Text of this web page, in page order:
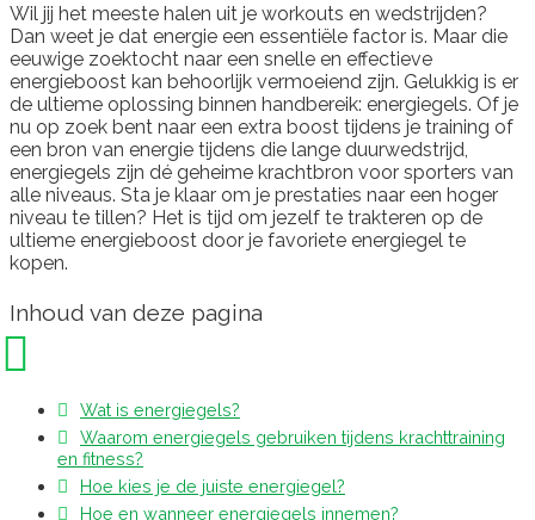
Wil jij het meeste halen uit je workouts en wedstrijden?
Dan weet je dat energie een essentiële factor is. Maar die
eeuwige zoektocht naar een snelle en effectieve
energieboost kan behoorlijk vermoeiend zijn. Gelukkig is er
de ultieme oplossing binnen handbereik: energiegels. Of je
nu op zoek bent naar een extra boost tijdens je training of
een bron van energie tijdens die lange duurwedstrijd,
energiegels zijn dé geheime krachtbron voor sporters van
alle niveaus. Sta je klaar om je prestaties naar een hoger
niveau te tillen? Het is tijd om jezelf te trakteren op de
ultieme energieboost door je favoriete energiegel te
kopen.
Inhoud van deze pagina
Wat is energiegels?
Waarom energiegels gebruiken tijdens krachttraining
en fitness?
Hoe kies je de juiste energiegel?
Hoe en wanneer energiegels innemen?